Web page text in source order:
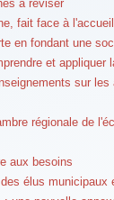
à réviser
fait face à
en fondant une
et appliquer
sur
régionale de
aux besoins
élus municipaux